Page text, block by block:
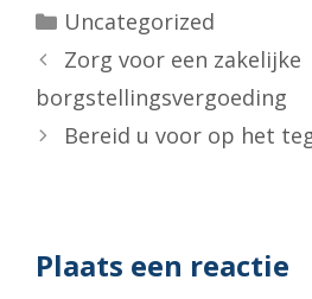
Categorieën
Uncategorized
Zorg voor een zakelijke
borgstellingsvergoeding
Bereid u voor op het
Plaats een reactie